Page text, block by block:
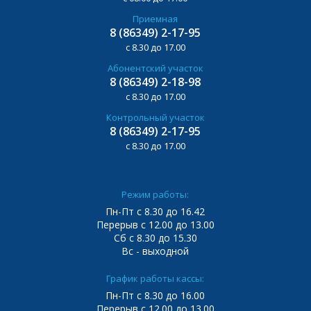
Приемная
8 (86349) 2-17-95
с 8.30 до 17.00
Абонентский участок
8 (86349) 2-18-98
с 8.30 до 17.00
Контрольный участок
8 (86349) 2-17-95
с 8.30 до 17.00
Режим работы:
Пн-Пт с 8.30 до 16.42
Перерыв с 12.00 до 13.00
Сб с 8.30 до 15.30
Вс - выходной
График работы кассы:
Пн-Пт с 8.30 до 16.00